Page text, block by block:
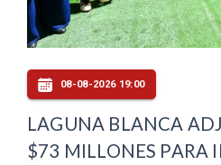
08-08-2026 19:00
LAGUNA BLANCA
$73 MILLONES PARA